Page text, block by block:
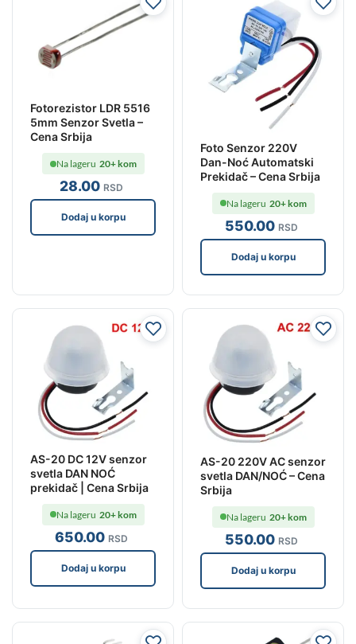
Fotorezistor LDR 5516
5mm Senzor Svetla –
Cena Srbija
28.00 RSD
Na lageru 20+ kom
Dodaj u korpu
Foto Senzor 220V
Dan-Noć Automatski
Prekidač – Cena Srbija
550.00 RSD
Na lageru 20+ kom
Dodaj u korpu
AS-20 DC 12V senzor
svetla DAN NOĆ
prekidač | Cena Srbija
650.00 RSD
Na lageru 20+ kom
Dodaj u korpu
AS-20 220V AC senzor
svetla DAN/NOĆ – Cena
Srbija
550.00 RSD
Na lageru 20+ kom
Dodaj u korpu